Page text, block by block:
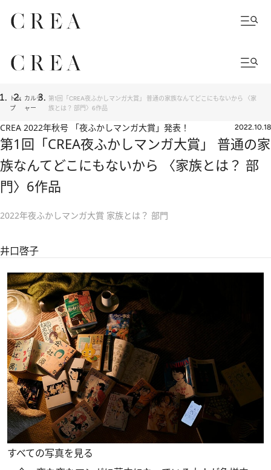
トッ
プ
カルチ
ャー
第1回「CREA夜ふかしマンガ大賞」 普通の家族なんてどこにもないから 〈家
族とは？ 部門〉6作品
CREA 2022年秋号 「夜ふかしマンガ大賞」発表！ 2022.10.18
第1回「CREA夜ふかしマンガ大賞」 普通の家
族なんてどこにもないから 〈家族とは？ 部
門〉6作品
2022年夜ふかしマンガ大賞 家族とは？ 部門
井口啓子
すべての写真を見る